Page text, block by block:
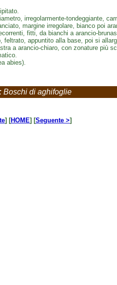
irregolarmente-tondeggiante,
margine irregolare, bianco poi
fitti, da bianchi a arancio-
feltrato, appuntito alla base, poi si
a arancio-chiaro, con zonature più
abies).
Boschi di aghifoglie
] [HOME] [Seguente >]